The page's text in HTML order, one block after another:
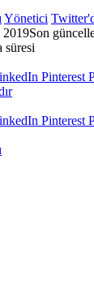
Yönetici
2019Son
süresi
Pinterest
Pinterest